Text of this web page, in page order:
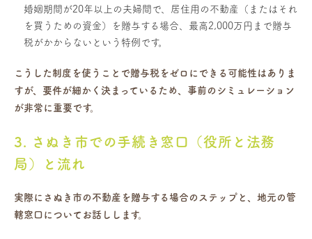
婚姻期間が20年以上の夫婦間で、居住用の不動産（またはそれ
を買うための資金）を贈与する場合、最高2,000万円まで贈与
税がかからないという特例です。
こうした制度を使うことで贈与税をゼロにできる可能性はありま
すが、要件が細かく決まっているため、事前のシミュレーション
が非常に重要です。
3. さぬき市での手続き窓口（役所と法務
局）と流れ
実際にさぬき市の不動産を贈与する場合のステップと、地元の管
轄窓口についてお話しします。